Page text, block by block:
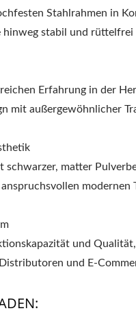
Stahlrahmen in
hinweg stabil und rüttelfrei
Erfahrung in der
mit außergewöhnlicher
schwarzer, matter
modernen
und
und E-